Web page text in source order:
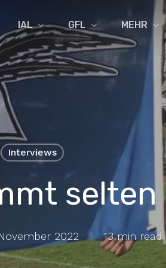
IAL GFL MEHR
Interviews
selten
2022 13 min read